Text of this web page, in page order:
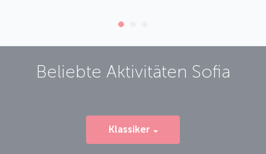
Beliebte Aktivitäten Sofia
Klassiker